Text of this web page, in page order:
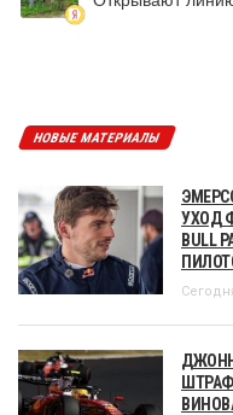
НОВЫЕ МАТЕРИАЛЫ
УХОД
BULL